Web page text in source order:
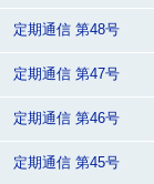
定期通信 第48号
定期通信 第47号
定期通信 第46号
定期通信 第45号